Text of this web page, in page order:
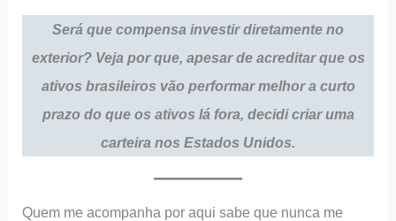
Será que compensa investir diretamente no
exterior? Veja por que, apesar de acreditar que os
ativos brasileiros vão performar melhor a curto
prazo do que os ativos lá fora, decidi criar uma
carteira nos Estados Unidos.
Quem me acompanha por aqui sabe que nunca me